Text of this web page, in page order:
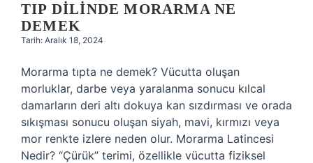
TIP DILINDE MORARMA NE
DEMEK
Tarih: Aralık 18, 2024
Morarma tıpta ne demek? Vücutta oluşan
morluklar, darbe veya yaralanma sonucu kılcal
damarların deri altı dokuya kan sızdırması ve orada
sıkışması sonucu oluşan siyah, mavi, kırmızı veya
mor renkte izlere neden olur. Morarma Latincesi
Nedir? “Çürük” terimi, özellikle vücutta fiziksel